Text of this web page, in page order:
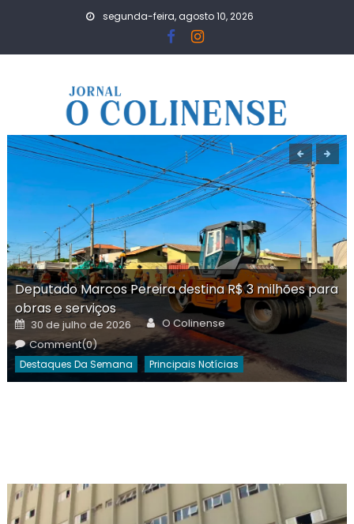
segunda-feira, agosto 10, 2026
Deputado Marcos Pereira destina R$ 3 milhões para
obras e serviços
Posted
on
30 de julho de 2026 Author
O Colinense
Comment(0)
Destaques Da Semana Principais Notícias